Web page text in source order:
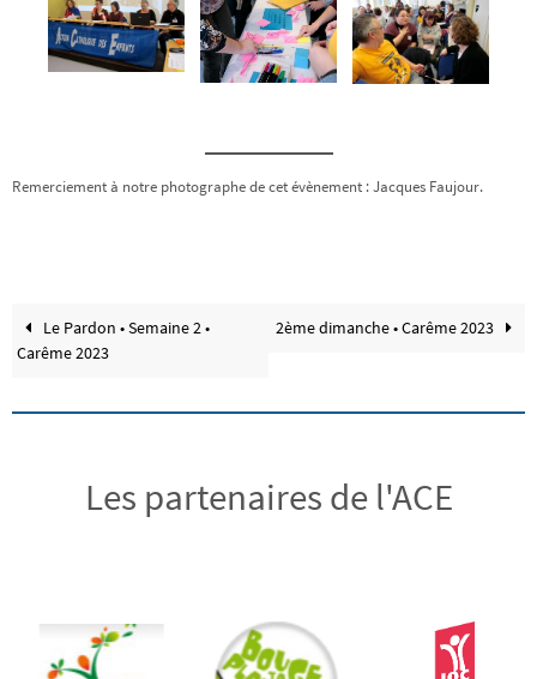
Remerciement à notre photographe de cet évènement : Jacques Faujour.
Le Pardon • Semaine 2 •
Carême 2023
2ème dimanche • Carême 2023
Les partenaires de l'ACE